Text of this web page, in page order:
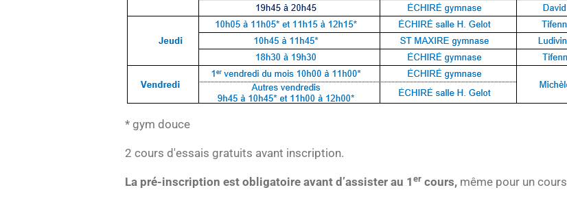
* gym douce
2 cours d'essais gratuits avant inscription.
La pré-inscription est obligatoire avant d’assister au 1 er cours, même pour un